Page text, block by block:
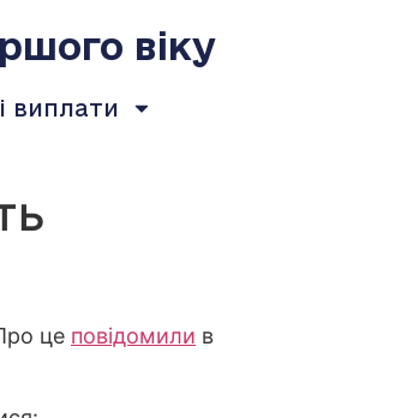
віку
виплати
це повідомили в